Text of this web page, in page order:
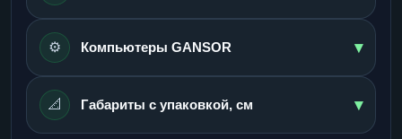
⚙️ Компьютеры GANSOR ▾
📐 Габариты с упаковкой, см ▾